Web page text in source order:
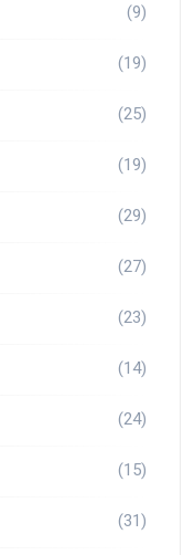
(9)
(19)
(25)
(19)
(29)
(27)
(23)
(14)
(24)
(15)
(31)